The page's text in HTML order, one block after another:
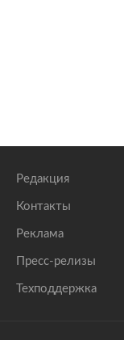
Редакция
Контакты
Реклама
Пресс-релизы
Техподдержка